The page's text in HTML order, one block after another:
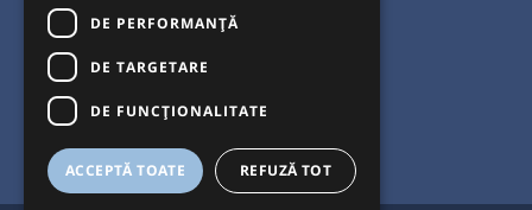
Interacționăm
Acceptăm plăți cu
DE PERFORMANȚĂ
DE TARGETARE
DE FUNCŢIONALITATE
ACCEPTĂ TOATE REFUZĂ TOT